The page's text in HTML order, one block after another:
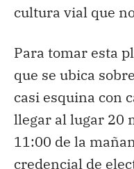
cultura vial que
Para tomar esta
que se ubica
casi esquina con
llegar al lugar 20
11:00 de la
credencial de